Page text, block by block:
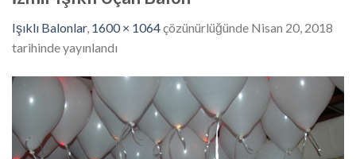
Işıklı Balonlar, 1600 × 1064çözünürlüğünde Nisan 20, 2018
tarihinde yayınlandı